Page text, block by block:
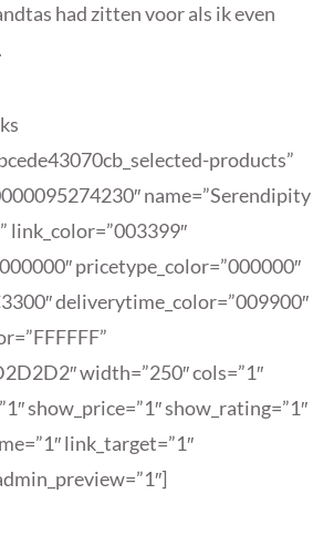
had zitten voor als ik even
products”
name=”Serendipity
link_color=”003399″
pricetype_color=”000000″
deliverytime_color=”009900″
width=”250″ cols=”1″
show_price=”1″ show_rating=”1″
link_target=”1″